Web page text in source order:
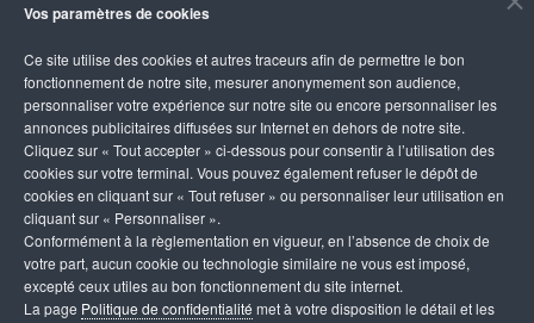
Vos paramètres de cookies
Ce site utilise des cookies et autres traceurs afin de permettre le bon
fonctionnement de notre site, mesurer anonymement son audience,
personnaliser votre expérience sur notre site ou encore personnaliser les
annonces publicitaires diffusées sur Internet en dehors de notre site.
Cliquez sur « Tout accepter » ci-dessous pour consentir à l’utilisation des
cookies sur votre terminal. Vous pouvez également refuser le dépôt de
cookies en cliquant sur « Tout refuser » ou personnaliser leur utilisation en
cliquant sur « Personnaliser ».
Conformément à la règlementation en vigueur, en l’absence de choix de
votre part, aucun cookie ou technologie similaire ne vous est imposé,
excepté ceux utiles au bon fonctionnement du site internet.
La page Politique de confidentialité met à votre disposition le détail et les
Café scientifique